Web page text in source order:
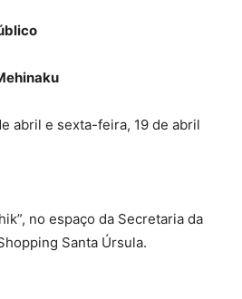
abril e sexta-feira, 19 de abril
no espaço da Secretaria da
Santa Úrsula.